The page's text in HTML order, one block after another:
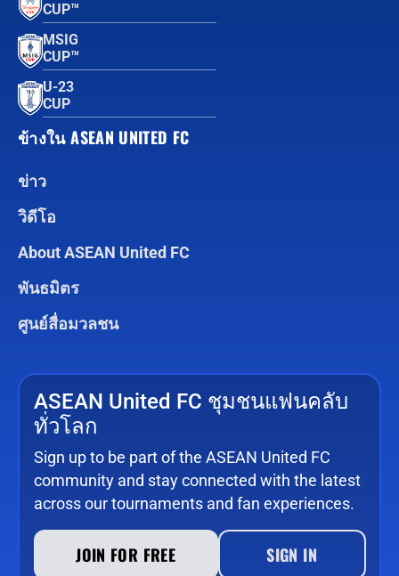
CUP™
MSIG
CUP™
U-23
CUP
ข้างใน ASEAN UNITED FC
ข่าว
วิดีโอ
About ASEAN United FC
พันธมิตร
ศูนย์สื่อมวลชน
ASEAN United FC ชุมชนแฟนคลับ
ทั่วโลก
Sign up to be part of the ASEAN United FC
community and stay connected with the latest
across our tournaments and fan experiences.
JOIN FOR FREE SIGN IN